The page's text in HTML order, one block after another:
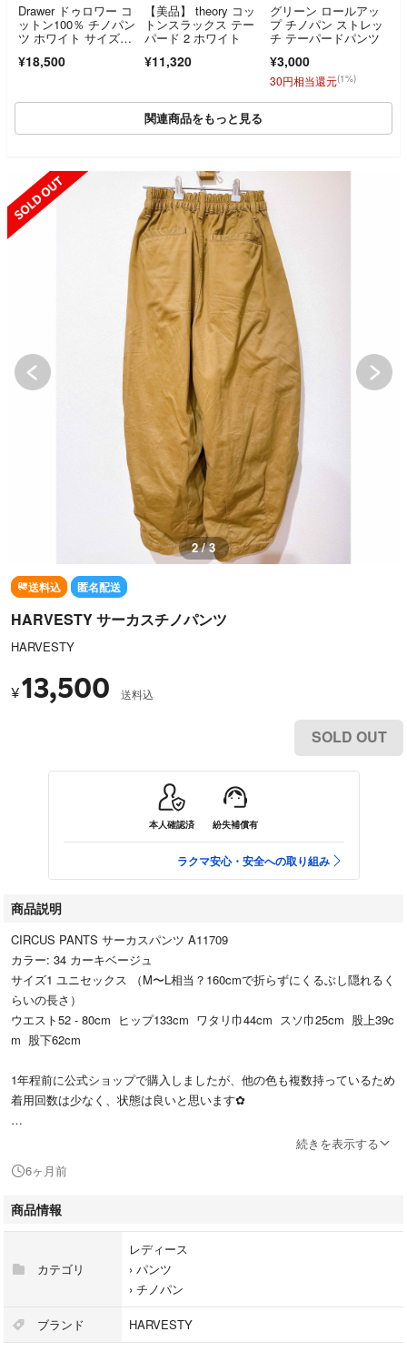
Drawer ドゥロワー コ
ットン100％ チノパン
ツ ホワイト サイズ4
¥18,500
【美品】 theory コッ
トンスラックス テー
パード 2 ホワイト
¥11,320
グリーン ロールアッ
プ チノパン ストレッ
チ テーパードパンツ
¥3,000
30円相当還元(1%)
関連商品をもっと見る
2 / 3
送料込 匿名配送
HARVESTY サーカスチノパンツ
HARVESTY
¥13,500 送料込
SOLD OUT
本人確認済 紛失補償有
ラクマ安心・安全への取り組み
商品説明
CIRCUS PANTS サーカスパンツ A11709
カラー: 34 カーキベージュ
サイズ1 ユニセックス （M〜L相当？160cmで折らずにくるぶし隠れるく
らいの長さ）
ウエスト52 - 80cm ヒップ133cm ワタリ巾44cm スソ巾25cm 股上39c
m 股下62cm
1年程前に公式ショップで購入しましたが、他の色も複数持っているため
着用回数は少なく、状態は良いと思います✿
【お願い】
必ずプロフィールをご一読ください。
申請後はご希望に沿えかねます。
続きを表示する
6ヶ月前
商品情報
カテゴリ
レディース
› パンツ
› チノパン
ブランド HARVESTY